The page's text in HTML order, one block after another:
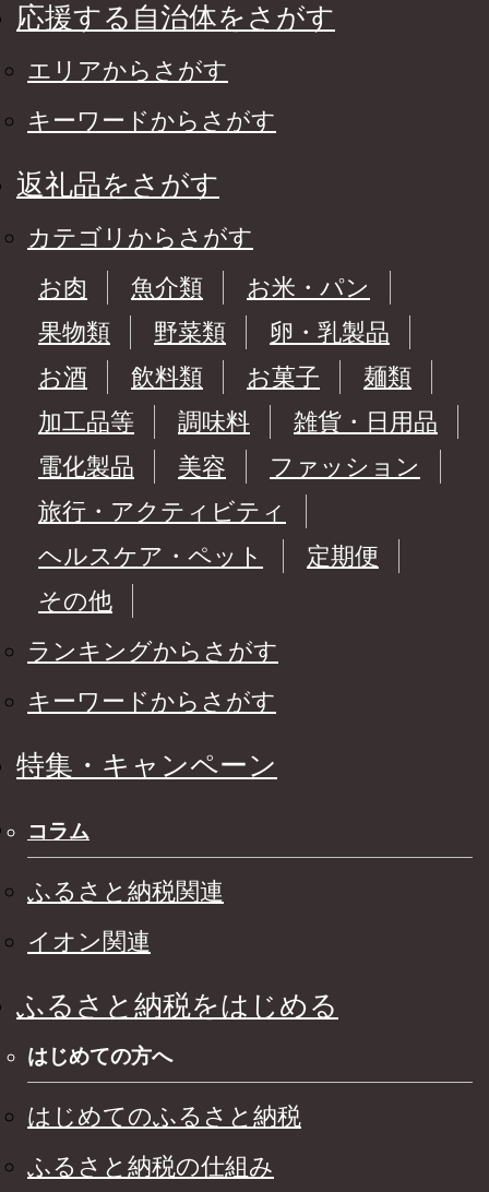
応援する自治体をさがす
エリアからさがす
キーワードからさがす
返礼品をさがす
カテゴリからさがす
お肉
魚介類
お米・パン
果物類
野菜類
卵・乳製品
お酒
飲料類 お菓子
麺類
加工品等
調味料
雑貨・日用品
電化製品
美容
ファッション
旅行・アクティビティ
ヘルスケア・ペット
定期便
その他
ランキングからさがす
キーワードからさがす
特集・キャンペーン
コラム
ふるさと納税関連
イオン関連
ふるさと納税をはじめる
はじめての方へ
はじめてのふるさと納税
ふるさと納税の仕組み